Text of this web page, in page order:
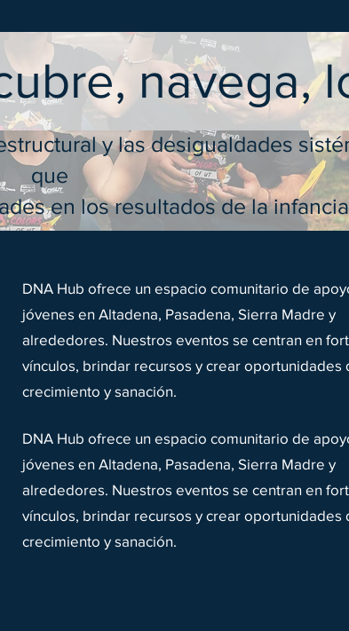
y las desigualdades
que
en los resultados de la infancia
navega,
DNA Hub ofrece un espacio comunitario de
jóvenes en Altadena, Pasadena, Sierra Madre y
alrededores. Nuestros eventos se centran en
vínculos, brindar recursos y crear oportunidades
crecimiento y sanación.
DNA Hub ofrece un espacio comunitario de
jóvenes en Altadena, Pasadena, Sierra Madre y
alrededores. Nuestros eventos se centran en
vínculos, brindar recursos y crear oportunidades
crecimiento y sanación.